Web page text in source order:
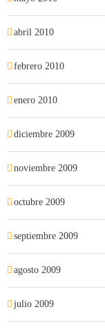
abril 2010
febrero 2010
enero 2010
diciembre 2009
noviembre 2009
octubre 2009
septiembre 2009
agosto 2009
julio 2009